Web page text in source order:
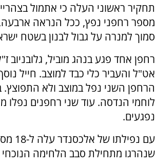
תחקיר ראשוני העלה כי אתמול
מספר רחפני נפץ, ככל הנראה
סמוך למנרה על גבול לבנון בשטח
רחפן אחד פגע בנהג מוביל,
אט"ל והעביר כלי כבד למוצב. חייל
הרחפן השני נפל במוצב ולא התפוצץ.
לוחמי הנדסה. עוד שני רחפנים נפלו
נפגעים.
עם
שנהרגו מתחילת סבב הלחימה הנוכחי